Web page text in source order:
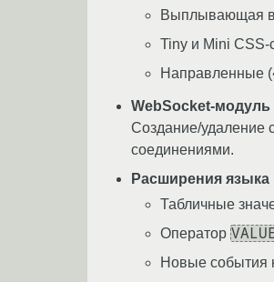
Выплывающая
Tiny и Mini CSS-
Направленные
WebSocket-модуль
Создание/удаление
соединениями.
Расширения
Табличные
Оператор
Новые события